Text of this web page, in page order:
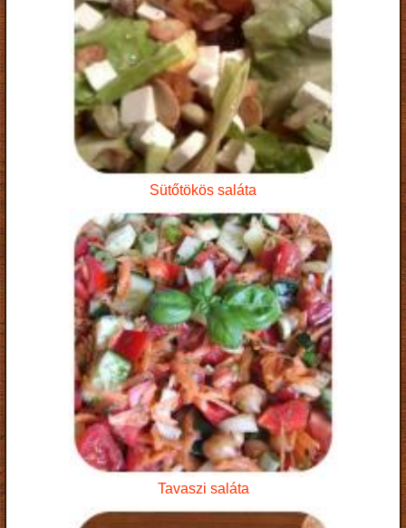
Sütőtökös saláta
Tavaszi saláta